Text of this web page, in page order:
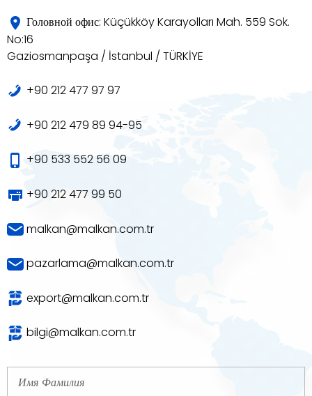
Головной офис: Küçükköy Karayolları Mah. 559 Sok.
No:16
Gaziosmanpaşa / İstanbul / TÜRKİYE
+90 212 477 97 97
+90 212 479 89 94-95
+90 533 552 56 09
+90 212 477 99 50
malkan@malkan.com.tr
pazarlama@malkan.com.tr
export@malkan.com.tr
bilgi@malkan.com.tr